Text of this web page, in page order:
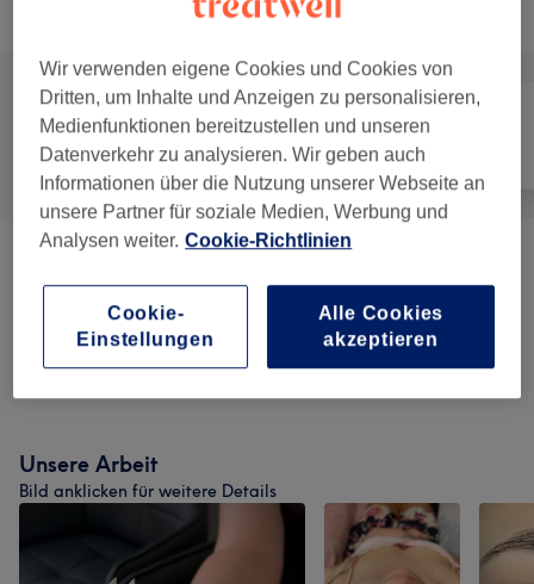
Alle Nägel
Maniküre & Pediküre ab 18 €
Unsere Arbeit
Bild anklicken für weitere Details
Wir verwenden eigene Cookies und Cookies von
Dritten, um Inhalte und Anzeigen zu personalisieren,
Medienfunktionen bereitzustellen und unseren
Datenverkehr zu analysieren. Wir geben auch
Informationen über die Nutzung unserer Webseite an
unsere Partner für soziale Medien, Werbung und
Analysen weiter. Cookie-Richtlinien
Cookie-
Einstellungen
Alle Cookies
akzeptieren